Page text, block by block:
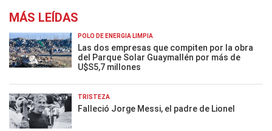
MÁS LEÍDAS
POLO DE ENERGÍA LIMPIA
Las dos empresas que compiten por la obra
del Parque Solar Guaymallén por más de
U$S5,7 millones
TRISTEZA
Falleció Jorge Messi, el padre de Lionel